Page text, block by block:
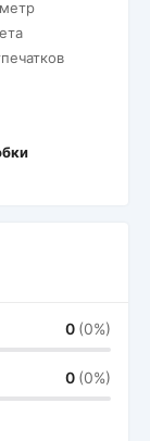
0 (0%)
0 (0%)